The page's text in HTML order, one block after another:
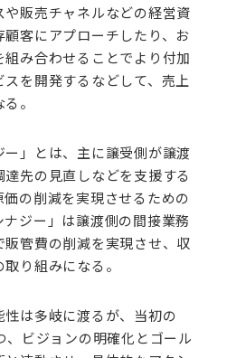
販売チャネルなどの経営資
客にアプローチしたり、お
み合わせることでより付加
を開発するなどして、売上
。
」とは、主に譲受側が譲渡
先の見直しなどを支援する
の削減を実現させるための
ジー」は譲渡側の間接業務
管費の削減を実現させ、収
り組みになる。
は多岐に渡るが、当初の
、ビジョンの明確化とゴール